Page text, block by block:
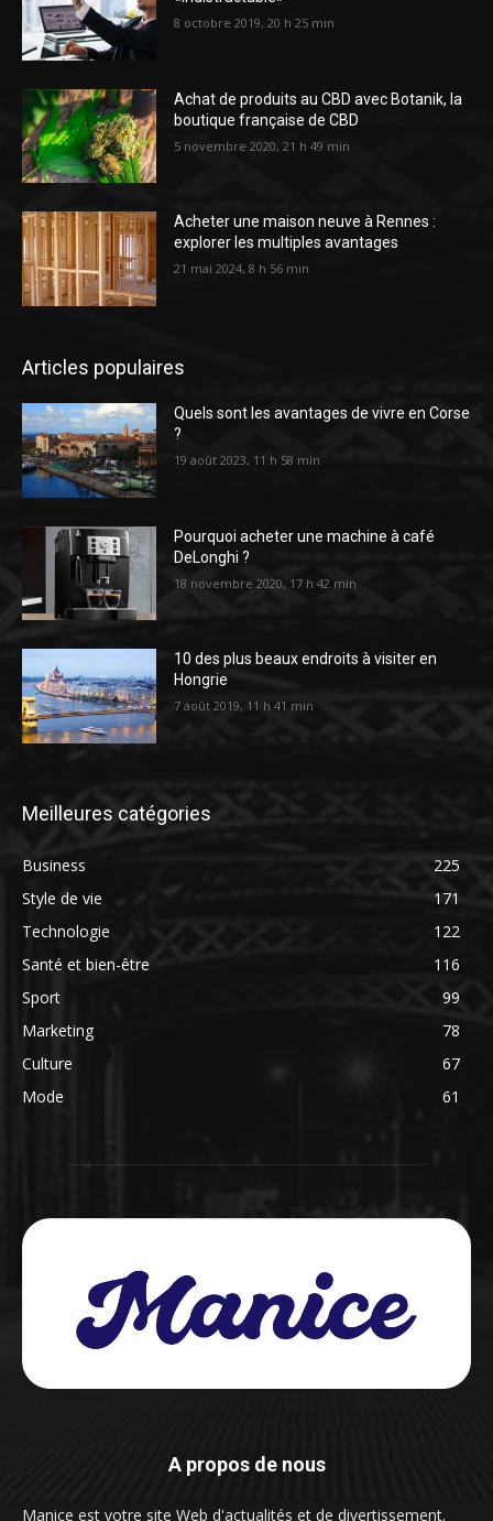
8 octobre 2019, 20 h 25 min
Achat de produits au CBD avec Botanik, la
boutique française de CBD
5 novembre 2020, 21 h 49 min
Acheter une maison neuve à Rennes :
explorer les multiples avantages
21 mai 2024, 8 h 56 min
Articles populaires
Quels sont les avantages de vivre en Corse
?
19 août 2023, 11 h 58 min
Pourquoi acheter une machine à café
DeLonghi ?
18 novembre 2020, 17 h 42 min
10 des plus beaux endroits à visiter en
Hongrie
7 août 2019, 11 h 41 min
Meilleures catégories
Business
225
Style de vie
171
Technologie
122
Santé et bien-être
116
Sport
99
Marketing
78
Culture
67
Mode
61
A propos de nous
Manice est votre site Web d'actualités et de divertissement.